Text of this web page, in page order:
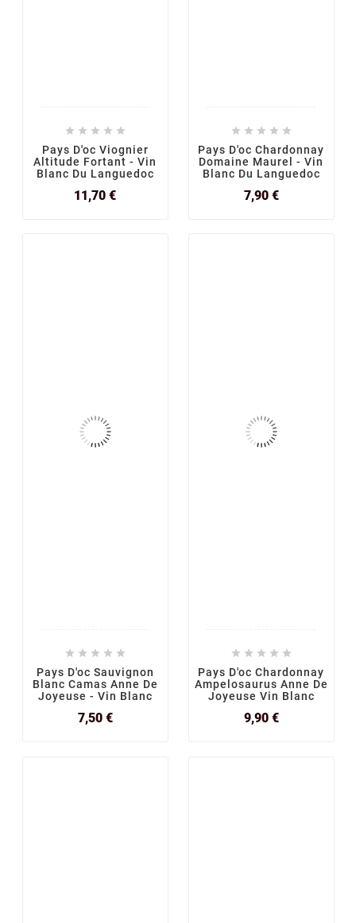
    
Pays D'oc Viognier
Altitude Fortant - Vin
Blanc Du Languedoc
11,70 €Prix
    
Pays D'oc Chardonnay
Domaine Maurel - Vin
Blanc Du Languedoc
7,90 €Prix
    
Pays D'oc Sauvignon
Blanc Camas Anne De
Joyeuse - Vin Blanc
7,50 €Prix
    
Pays D'oc Chardonnay
Ampelosaurus Anne De
Joyeuse Vin Blanc
9,90 €Prix